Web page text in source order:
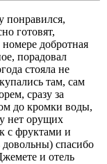
понравился,
готовят,
добротная
порадовал
стояла не
там, сам
сразу за
до кромки воды,
нет орущих
с фруктами и
спасибо
и отель